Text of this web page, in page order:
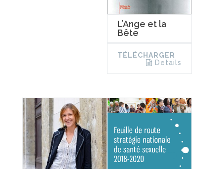
L’Ange et la
Bête
TÉLÉCHARGER
Details